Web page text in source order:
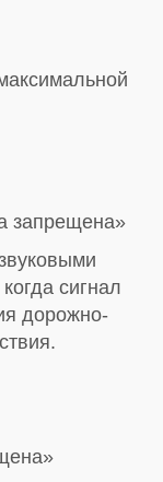
запрещена»
сигнал
дорожно-